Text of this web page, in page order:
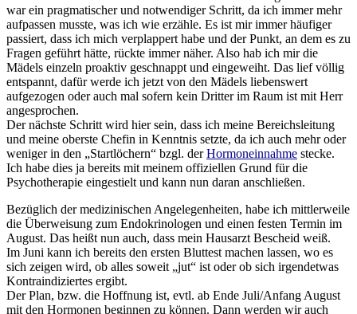
war ein pragmatischer und notwendiger Schritt, da ich immer mehr
aufpassen musste, was ich wie erzähle. Es ist mir immer häufiger
passiert, dass ich mich verplappert habe und der Punkt, an dem es zu
Fragen geführt hätte, rückte immer näher. Also hab ich mir die
Mädels einzeln proaktiv geschnappt und eingeweiht. Das lief völlig
entspannt, dafür werde ich jetzt von den Mädels liebenswert
aufgezogen oder auch mal sofern kein Dritter im Raum ist mit Herr
angesprochen.
Der nächste Schritt wird hier sein, dass ich meine Bereichsleitung
und meine oberste Chefin in Kenntnis setzte, da ich auch mehr oder
weniger in den „Startlöchern“ bzgl. derHormoneinnahme stecke.
Ich habe dies ja bereits mit meinem offiziellen Grund für die
Psychotherapie eingestielt und kann nun daran anschließen.
Bezüglich der medizinischen Angelegenheiten, habe ich mittlerweile
die Überweisung zum Endokrinologen und einen festen Termin im
August. Das heißt nun auch, dass mein Hausarzt Bescheid weiß.
Im Juni kann ich bereits den ersten Bluttest machen lassen, wo es
sich zeigen wird, ob alles soweit „jut“ ist oder ob sich irgendetwas
Kontraindiziertes ergibt.
Der Plan, bzw. die Hoffnung ist, evtl. ab Ende Juli/Anfang August
mit den Hormonen beginnen zu können. Dann werden wir auch